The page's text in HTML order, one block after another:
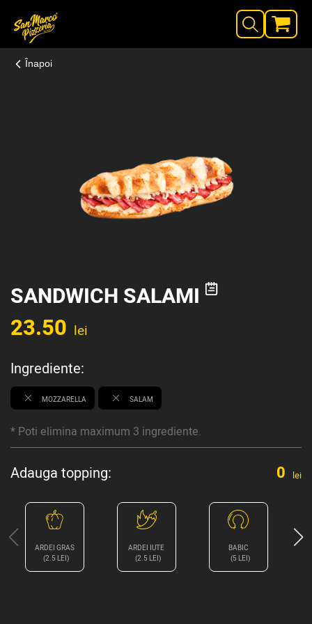
Înapoi
SANDWICH SALAMI
23.50 lei
Ingrediente:
MOZZARELLA SALAM
* Poti elimina maximum 3 ingrediente.
Adauga topping: 0 lei
ARDEI GRAS
(2.5 LEI)
ARDEI IUTE
(2.5 LEI)
BABIC
(5 LEI)